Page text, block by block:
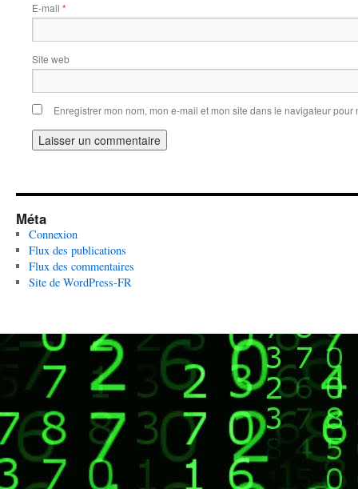
E-mail *
Site web
Enregistrer mon nom, mon e-mail et mon site dans le navigateur
Méta
Connexion
Flux des publications
Flux des commentaires
Site de WordPress-FR